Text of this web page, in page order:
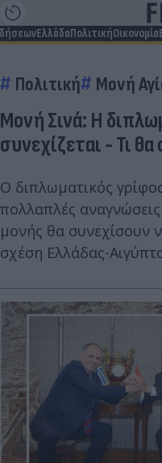
ΕλλάδαΠολιτικήΟικονομία
Πολιτική Μονή
Μονή Σινά: Η
συνεχίζεται - Τι
Ο διπλωματικός
πολλαπλές
μονής θα συνεχίσουν
σχέση Ελλάδας-